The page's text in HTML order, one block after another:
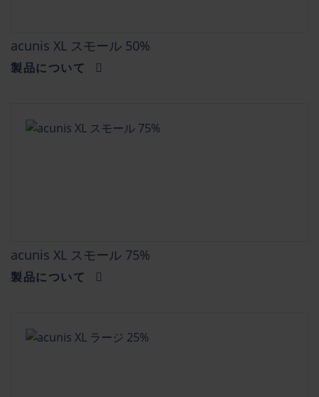
acunis XL スモール 50%
製品について
acunis XL スモール 75%
製品について